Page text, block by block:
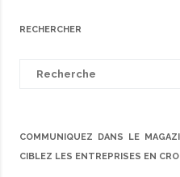
RECHERCHER
COMMUNIQUEZ DANS LE
CIBLEZ LES ENTREPRISES EN